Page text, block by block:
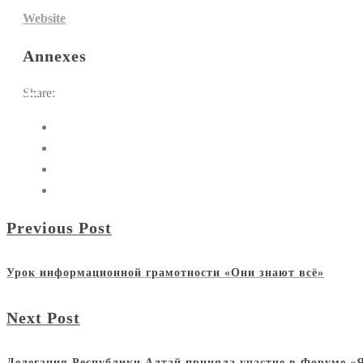
Website
Annexes
Share:
Previous Post
Урок информационной грамотности «Они знают всё»
Next Post